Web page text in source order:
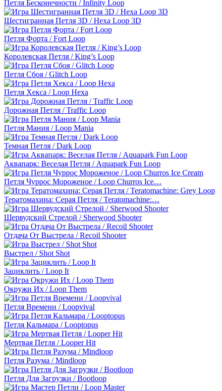
Петля Бесконечности / Infinity Loop
Шестигранная Петля 3D / Hexa Loop 3D
Петля Форта / Fort Loop
Королевская Петля / King’s Loop
Петля Сбоя / Glitch Loop
Петля Хекса / Loop Hexa
Дорожная Петля / Traffic Loop
Петля Мания / Loop Mania
Темная Петля / Dark Loop
Аквапарк: Веселая Петля / Aquapark Fun Loop
Петля Чуррос Мороженое / Loop Churros Ice…
Тератомахина: Серая Петля / Teratomachine:…
Шервудский Стрелой / Sherwood Shooter
Отдача От Выстрела / Recoil Shooter
Выстрел / Shot Shot
Зациклить / Loop It
Окружи Их / Loop Them
Петля Времени / Loopvival
Петля Кальмара / Looptopus
Мертвая Петля / Looper Hit
Петля Разума / Mindloop
Петля Для Загрузки / Bootloop